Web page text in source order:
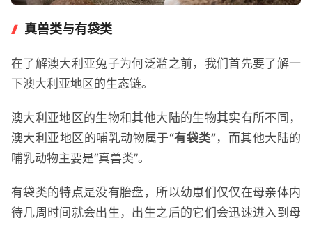
真兽类与有袋类
在了解澳大利亚兔子为何泛滥之前，我们首先要了解一
下澳大利亚地区的生态链。
澳大利亚地区的生物和其他大陆的生物其实有所不同，
澳大利亚地区的哺乳动物属于“有袋类”，而其他大陆的
哺乳动物主要是“真兽类”。
有袋类的特点是没有胎盘，所以幼崽们仅仅在母亲体内
待几周时间就会出生，出生之后的它们会迅速进入到母